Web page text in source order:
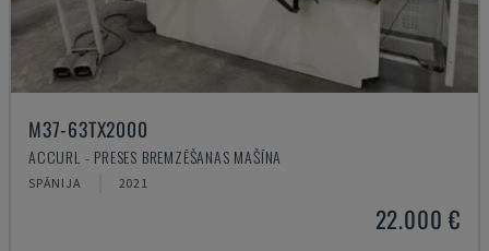
M37-63TX2000
ACCURL - PRESES BREMZĒŠANAS MAŠĪNA
SPĀNIJA 2021
22.000 €